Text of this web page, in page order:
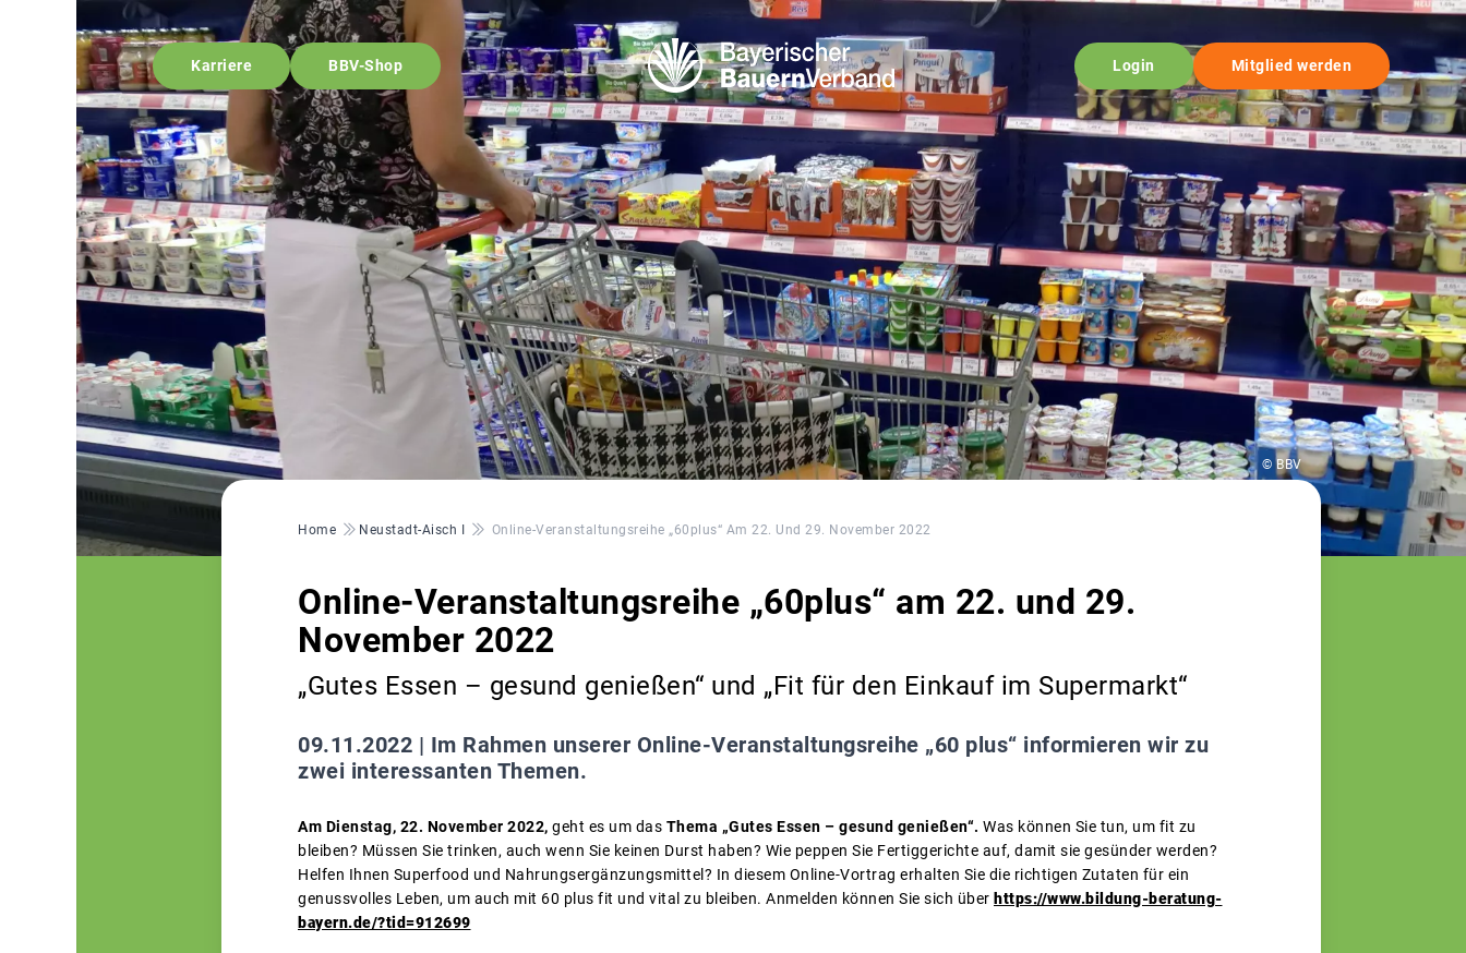
Karriere BBV-Shop Login Mitglied werden
© BBV
Pfadnavigation
Home Neustadt-Aisch I Online-Veranstaltungsreihe „60plus“ Am 22. Und 29. November 2022
Online-Veranstaltungsreihe „60plus“ am 22. und 29.
November 2022
„Gutes Essen – gesund genießen“ und „Fit für den Einkauf im Supermarkt“
09.11.2022 | Im Rahmen unserer Online-Veranstaltungsreihe „60 plus“ informieren wir zu
zwei interessanten Themen.
Am Dienstag, 22. November 2022, geht es um das Thema „Gutes Essen – gesund genießen“. Was können Sie tun, um fit zu
bleiben? Müssen Sie trinken, auch wenn Sie keinen Durst haben? Wie peppen Sie Fertiggerichte auf, damit sie gesünder werden?
Helfen Ihnen Superfood und Nahrungsergänzungsmittel? In diesem Online-Vortrag erhalten Sie die richtigen Zutaten für ein
genussvolles Leben, um auch mit 60 plus fit und vital zu bleiben. Anmelden können Sie sich über https://www.bildung-beratung-
bayern.de/?tid=912699